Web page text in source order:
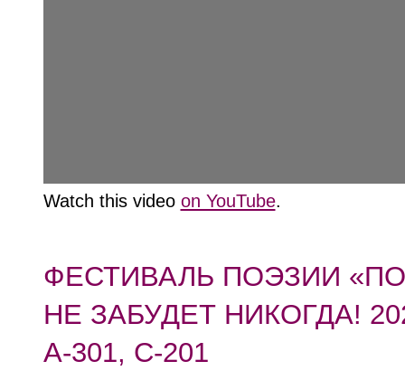
Watch this video on YouTube.
ФЕСТИВАЛЬ ПОЭЗИИ
НЕ ЗАБУДЕТ НИКОГДА!
А-301, С-201